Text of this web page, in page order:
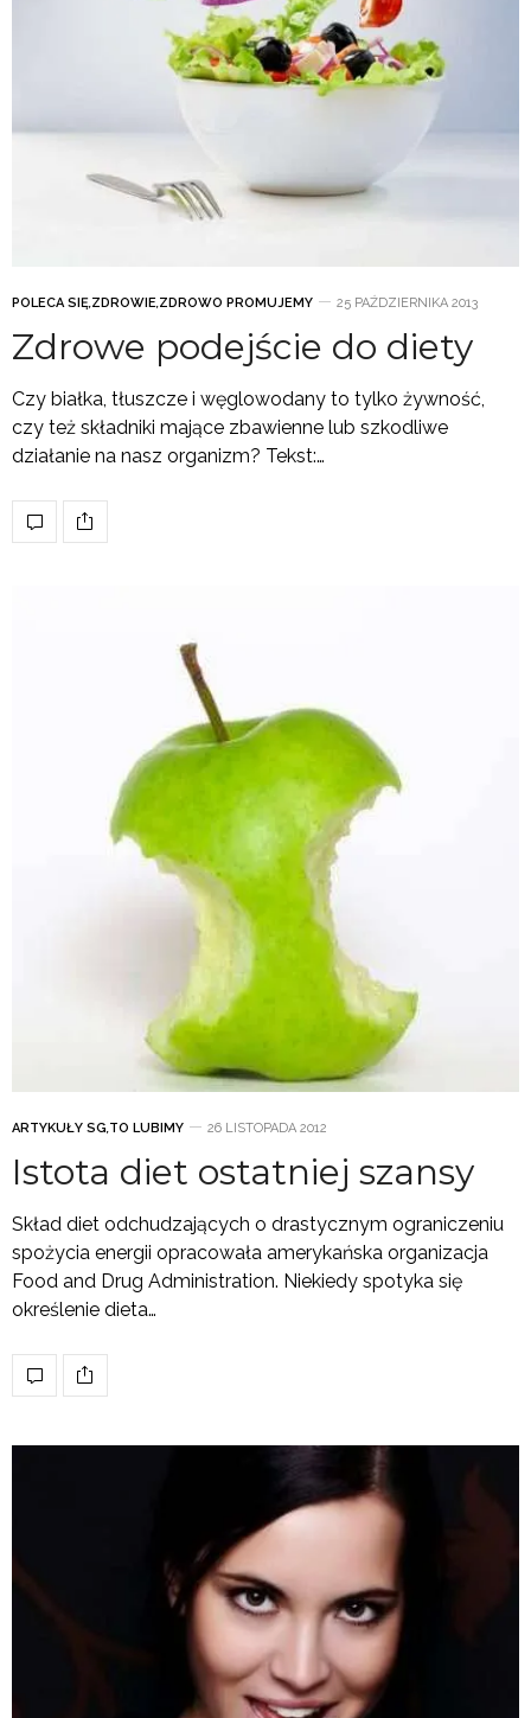
POLECA SIĘ ZDROWIE ZDROWO PROMUJEMY 25 PAŹDZIERNIKA 2013
Zdrowe podejście do diety
Czy białka, tłuszcze i węglowodany to tylko żywność,
czy też składniki mające zbawienne lub szkodliwe
działanie na nasz organizm? Tekst:…
ARTYKUŁY SG,TO LUBIMY 26 LISTOPADA 2012
Istota diet ostatniej szansy
Skład diet odchudzających o drastycznym ograniczeniu
spożycia energii opracowała amerykańska organizacja
Food and Drug Administration. Niekiedy spotyka się
określenie dieta…